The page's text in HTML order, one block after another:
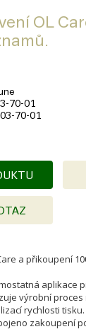
OL
70-01
70-01
a přikoupení
aplikace
výrobní
rychlosti
zakoupení